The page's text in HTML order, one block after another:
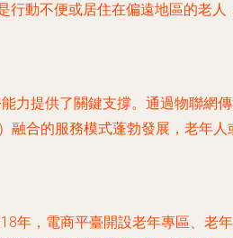
動不便或居住在偏遠地區的老
力提供了關鍵支撐。通過物聯網
融合的服務模式蓬勃發展，老年
年，電商平臺開設老年專區、老